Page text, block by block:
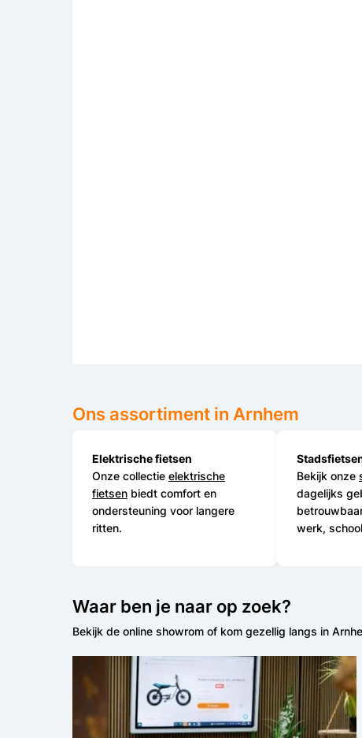
Ons assortiment in Arnhem
Elektrische fietsen
Onze collectie elektrische
fietsen biedt comfort en
ondersteuning voor langere
ritten.
Bekijk onze
dagelijks
werk,
Waar ben je naar op zoek?
Bekijk de online showrom of kom gezellig langs in